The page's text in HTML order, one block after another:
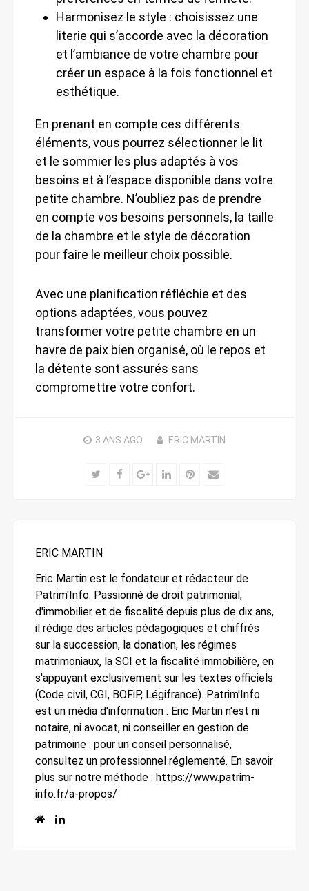
Harmonisez le style : choisissez une
literie qui s’accorde avec la décoration
et l’ambiance de votre chambre pour
créer un espace à la fois fonctionnel et
esthétique.
En prenant en compte ces différents
éléments, vous pourrez sélectionner le lit
et le sommier les plus adaptés à vos
besoins et à l’espace disponible dans votre
petite chambre. N’oubliez pas de prendre
en compte vos besoins personnels, la taille
de la chambre et le style de décoration
pour faire le meilleur choix possible.
Avec une planification réfléchie et des
options adaptées, vous pouvez
transformer votre petite chambre en un
havre de paix bien organisé, où le repos et
la détente sont assurés sans
compromettre votre confort.
3 ANS AGO ERIC MARTIN
TwitterFacebookGoogle+
LinkedInPinterest
Email
ERIC MARTIN
Eric Martin est le fondateur et rédacteur de
Patrim'Info. Passionné de droit patrimonial,
d'immobilier et de fiscalité depuis plus de dix ans,
il rédige des articles pédagogiques et chiffrés
sur la succession, la donation, les régimes
matrimoniaux, la SCI et la fiscalité immobilière, en
s'appuyant exclusivement sur les textes officiels
(Code civil, CGI, BOFiP, Légifrance). Patrim'Info
est un média d'information : Eric Martin n'est ni
notaire, ni avocat, ni conseiller en gestion de
patrimoine : pour un conseil personnalisé,
consultez un professionnel réglementé. En savoir
plus sur notre méthode : https://www.patrim-
info.fr/a-propos/